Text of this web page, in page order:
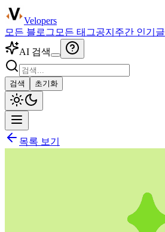
Velopers
모든 블로그 모든 태그공지 주간 인기글
AI 검색
검색 초기화
목록 보기